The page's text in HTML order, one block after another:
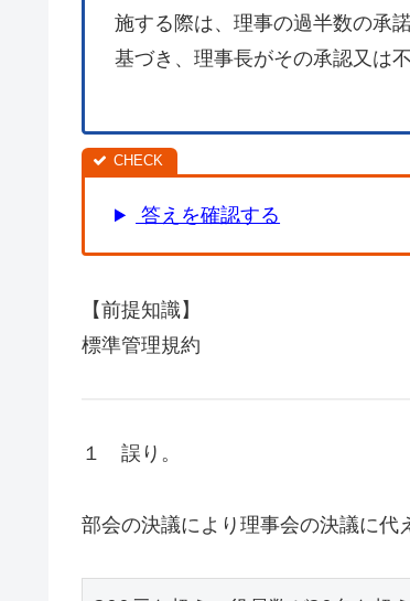
施する際は、理事の過半数の承
基づき、理事長がその承認又は
答えを確認する
【前提知識】
標準管理規約
１ 誤り。
部会の決議により理事会の決議に代